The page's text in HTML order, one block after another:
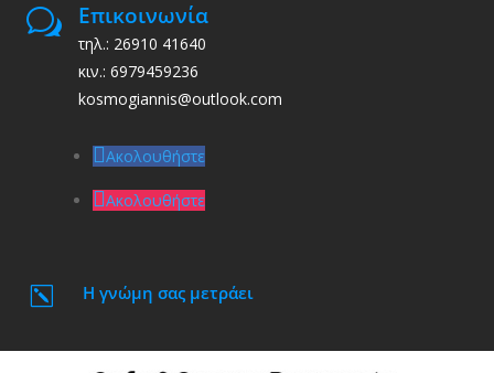
w Επικοινωνία
τηλ.: 26910 41640
κιν.: 6979459236
kosmogiannis@outlook.com
Ακολουθήστε
Ακολουθήστε
k Η γνώμη σας μετράει